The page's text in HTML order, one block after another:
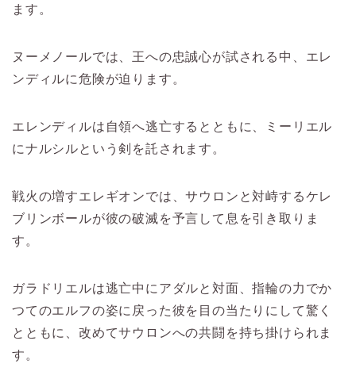
ます。
ヌーメノールでは、王への忠誠心が試される中、エレ
ンディルに危険が迫ります。
エレンディルは自領へ逃亡するとともに、ミーリエル
にナルシルという剣を託されます。
戦火の増すエレギオンでは、サウロンと対峙するケレ
ブリンボールが彼の破滅を予言して息を引き取りま
す。
ガラドリエルは逃亡中にアダルと対面、指輪の力でか
つてのエルフの姿に戻った彼を目の当たりにして驚く
とともに、改めてサウロンへの共闘を持ち掛けられま
す。